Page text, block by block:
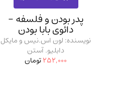
پدر بودن و فلسفه -
دائوی بابا بودن
نویسنده: لون اس.نیس و مایکل
دابلیو. آستن
252,000تومان